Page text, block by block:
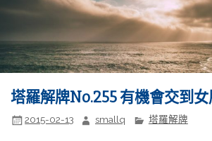
塔羅解牌No.255 有機會交到
2015-02-13 smallq 塔羅解牌